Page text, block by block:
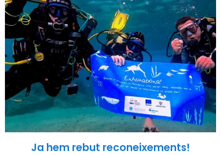
Ja hem rebut reconeixements!